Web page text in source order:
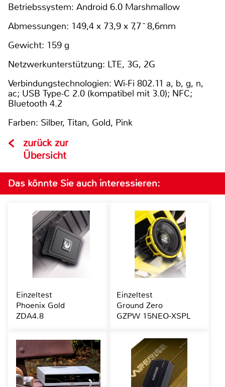
Betriebssystem: Android 6.0 Marshmallow
Abmessungen: 149,4 x 73,9 x 7,7~8,6mm
Gewicht: 159 g
Netzwerkunterstützung: LTE, 3G, 2G
Verbindungstechnologien: Wi-Fi 802.11 a, b, g, n,
ac; USB Type-C 2.0 (kompatibel mit 3.0); NFC;
Bluetooth 4.2
Farben: Silber, Titan, Gold, Pink
zurück zur
Übersicht
Das könnte Sie auch interessieren:
Einzeltest
Phoenix Gold
ZDA4.8
Einzeltest
Ground Zero
GZPW 15NEO-XSPL